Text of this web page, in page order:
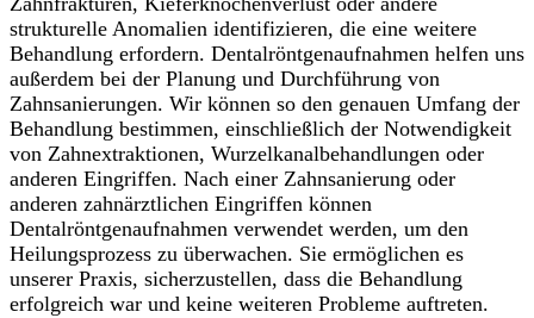
strukturelle Anomalien identifizieren, die eine weitere
Behandlung erfordern. Dentalröntgenaufnahmen helfen uns
außerdem bei der Planung und Durchführung von
Zahnsanierungen. Wir können so den genauen Umfang der
Behandlung bestimmen, einschließlich der Notwendigkeit
von Zahnextraktionen, Wurzelkanalbehandlungen oder
anderen Eingriffen. Nach einer Zahnsanierung oder
anderen zahnärztlichen Eingriffen können
Dentalröntgenaufnahmen verwendet werden, um den
Heilungsprozess zu überwachen. Sie ermöglichen es
unserer Praxis, sicherzustellen, dass die Behandlung
erfolgreich war und keine weiteren Probleme auftreten.